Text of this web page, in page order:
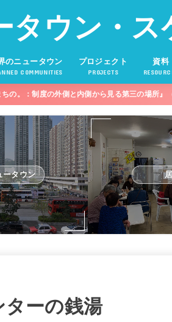
タウン・ス
のニュータウン
COMMUNITIES
プロジェクト
PROJECTS
資料
ちの。：制度の外側と内側から見る第三の場所
ータウン
ーの銭湯